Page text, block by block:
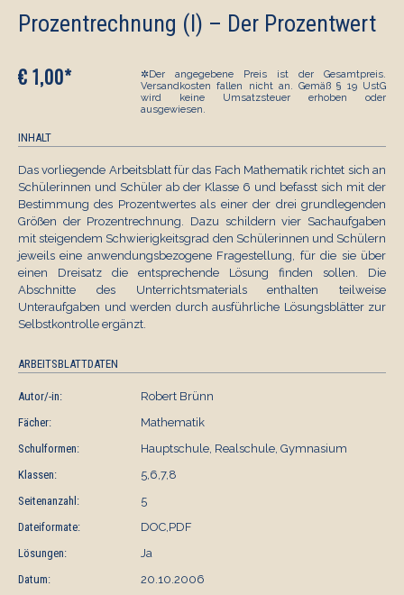
Prozentrechnung (I) – Der Prozentwert
€ 1,00*
✲Der angegebene Preis ist der Gesamtpreis.
Versandkosten fallen nicht an. Gemäß § 19 UstG
wird keine Umsatzsteuer erhoben oder
ausgewiesen.
INHALT
Das vorliegende Arbeitsblatt für das Fach Mathematik richtet sich an
Schülerinnen und Schüler ab der Klasse 6 und befasst sich mit der
Bestimmung des Prozentwertes als einer der drei grundlegenden
Größen der Prozentrechnung. Dazu schildern vier Sachaufgaben
mit steigendem Schwierigkeitsgrad den Schülerinnen und Schülern
jeweils eine anwendungsbezogene Fragestellung, für die sie über
einen Dreisatz die entsprechende Lösung finden sollen. Die
Abschnitte des Unterrichtsmaterials enthalten teilweise
Unteraufgaben und werden durch ausführliche Lösungsblätter zur
Selbstkontrolle ergänzt.
ARBEITSBLATTDATEN
Autor/-in:
Robert Brünn
Fächer:
Mathematik
Schulformen:
Hauptschule, Realschule, Gymnasium
Klassen:
5,6,7,8
Seitenanzahl:
5
Dateiformate:
DOC,PDF
Lösungen:
Ja
Datum:
20.10.2006